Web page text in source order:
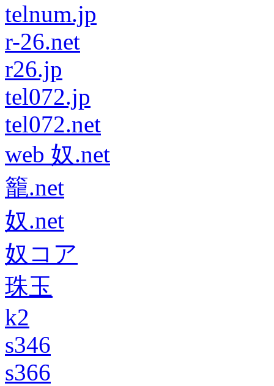
telnum.jp
r-26.net
r26.jp
tel072.jp
tel072.net
web 奴.net
籠.net
奴.net
奴コア
珠玉
k2
s346
s366